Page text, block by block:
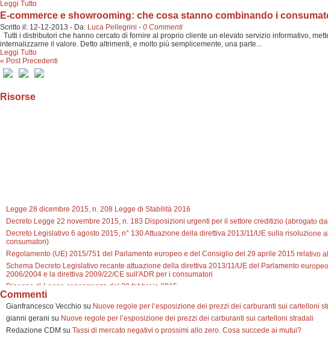
Leggi Tutto
E-commerce e showrooming: che cosa stanno combinando i
Scritto il: 12-12-2013 - Da: Luca Pellegrini - 0 Commenti
Tutti i distributori che hanno cercato di fornire al proprio cliente un elevato servizio informativo,
internalizzarne il valore. Detto altrimenti, e molto più semplicemente, una parte...
Leggi Tutto
« Post Precedenti
Risorse
Legge 28 dicembre 2015, n. 208 Legge di Stabilità 2016
Decreto Legge 22 novembre 2015, n. 183 Disposizioni urgenti per il settore creditizio (abrogato
Decreto Legislativo 6 agosto 2015, n° 130 Attuazione della direttiva 2013/11/UE sulla
consumatori)
Regolamento (UE) 2015/751 del Parlamento europeo e del Consiglio del 29 aprile 2015 relativo
Schema Decreto Legislativo recante attuazione della direttiva 2013/11/UE del Parlamento
2006/2004 e la direttiva 2009/22/CE sull'ADR per i consumatori
Disegno di Legge concorrenza del 20 febbraio 2015
Direttiva 2002/91/CE del parlamento europeo e il Consiglio, del 16 dicembre 2002, sul rendimento
Direttiva 2014/17/UE del Parlamento europeo e del Consiglio del 4 febbraio 2014 in merito ai
n. 1093/2010
Legge 10/11/2014, n° 162 "Conversione in legge, con modificazioni, del decreto-legge 12/9/
Commenti
Gianfrancesco Vecchio su Nuove regole per l’esposizione dei prezzi dei carburanti sui cartelloni
gianni gerani su Nuove regole per l’esposizione dei prezzi dei carburanti sui cartelloni stradali
Redazione CDM su Tassi di mercato negativi o prossimi allo zero. Cosa succede ai mutui?